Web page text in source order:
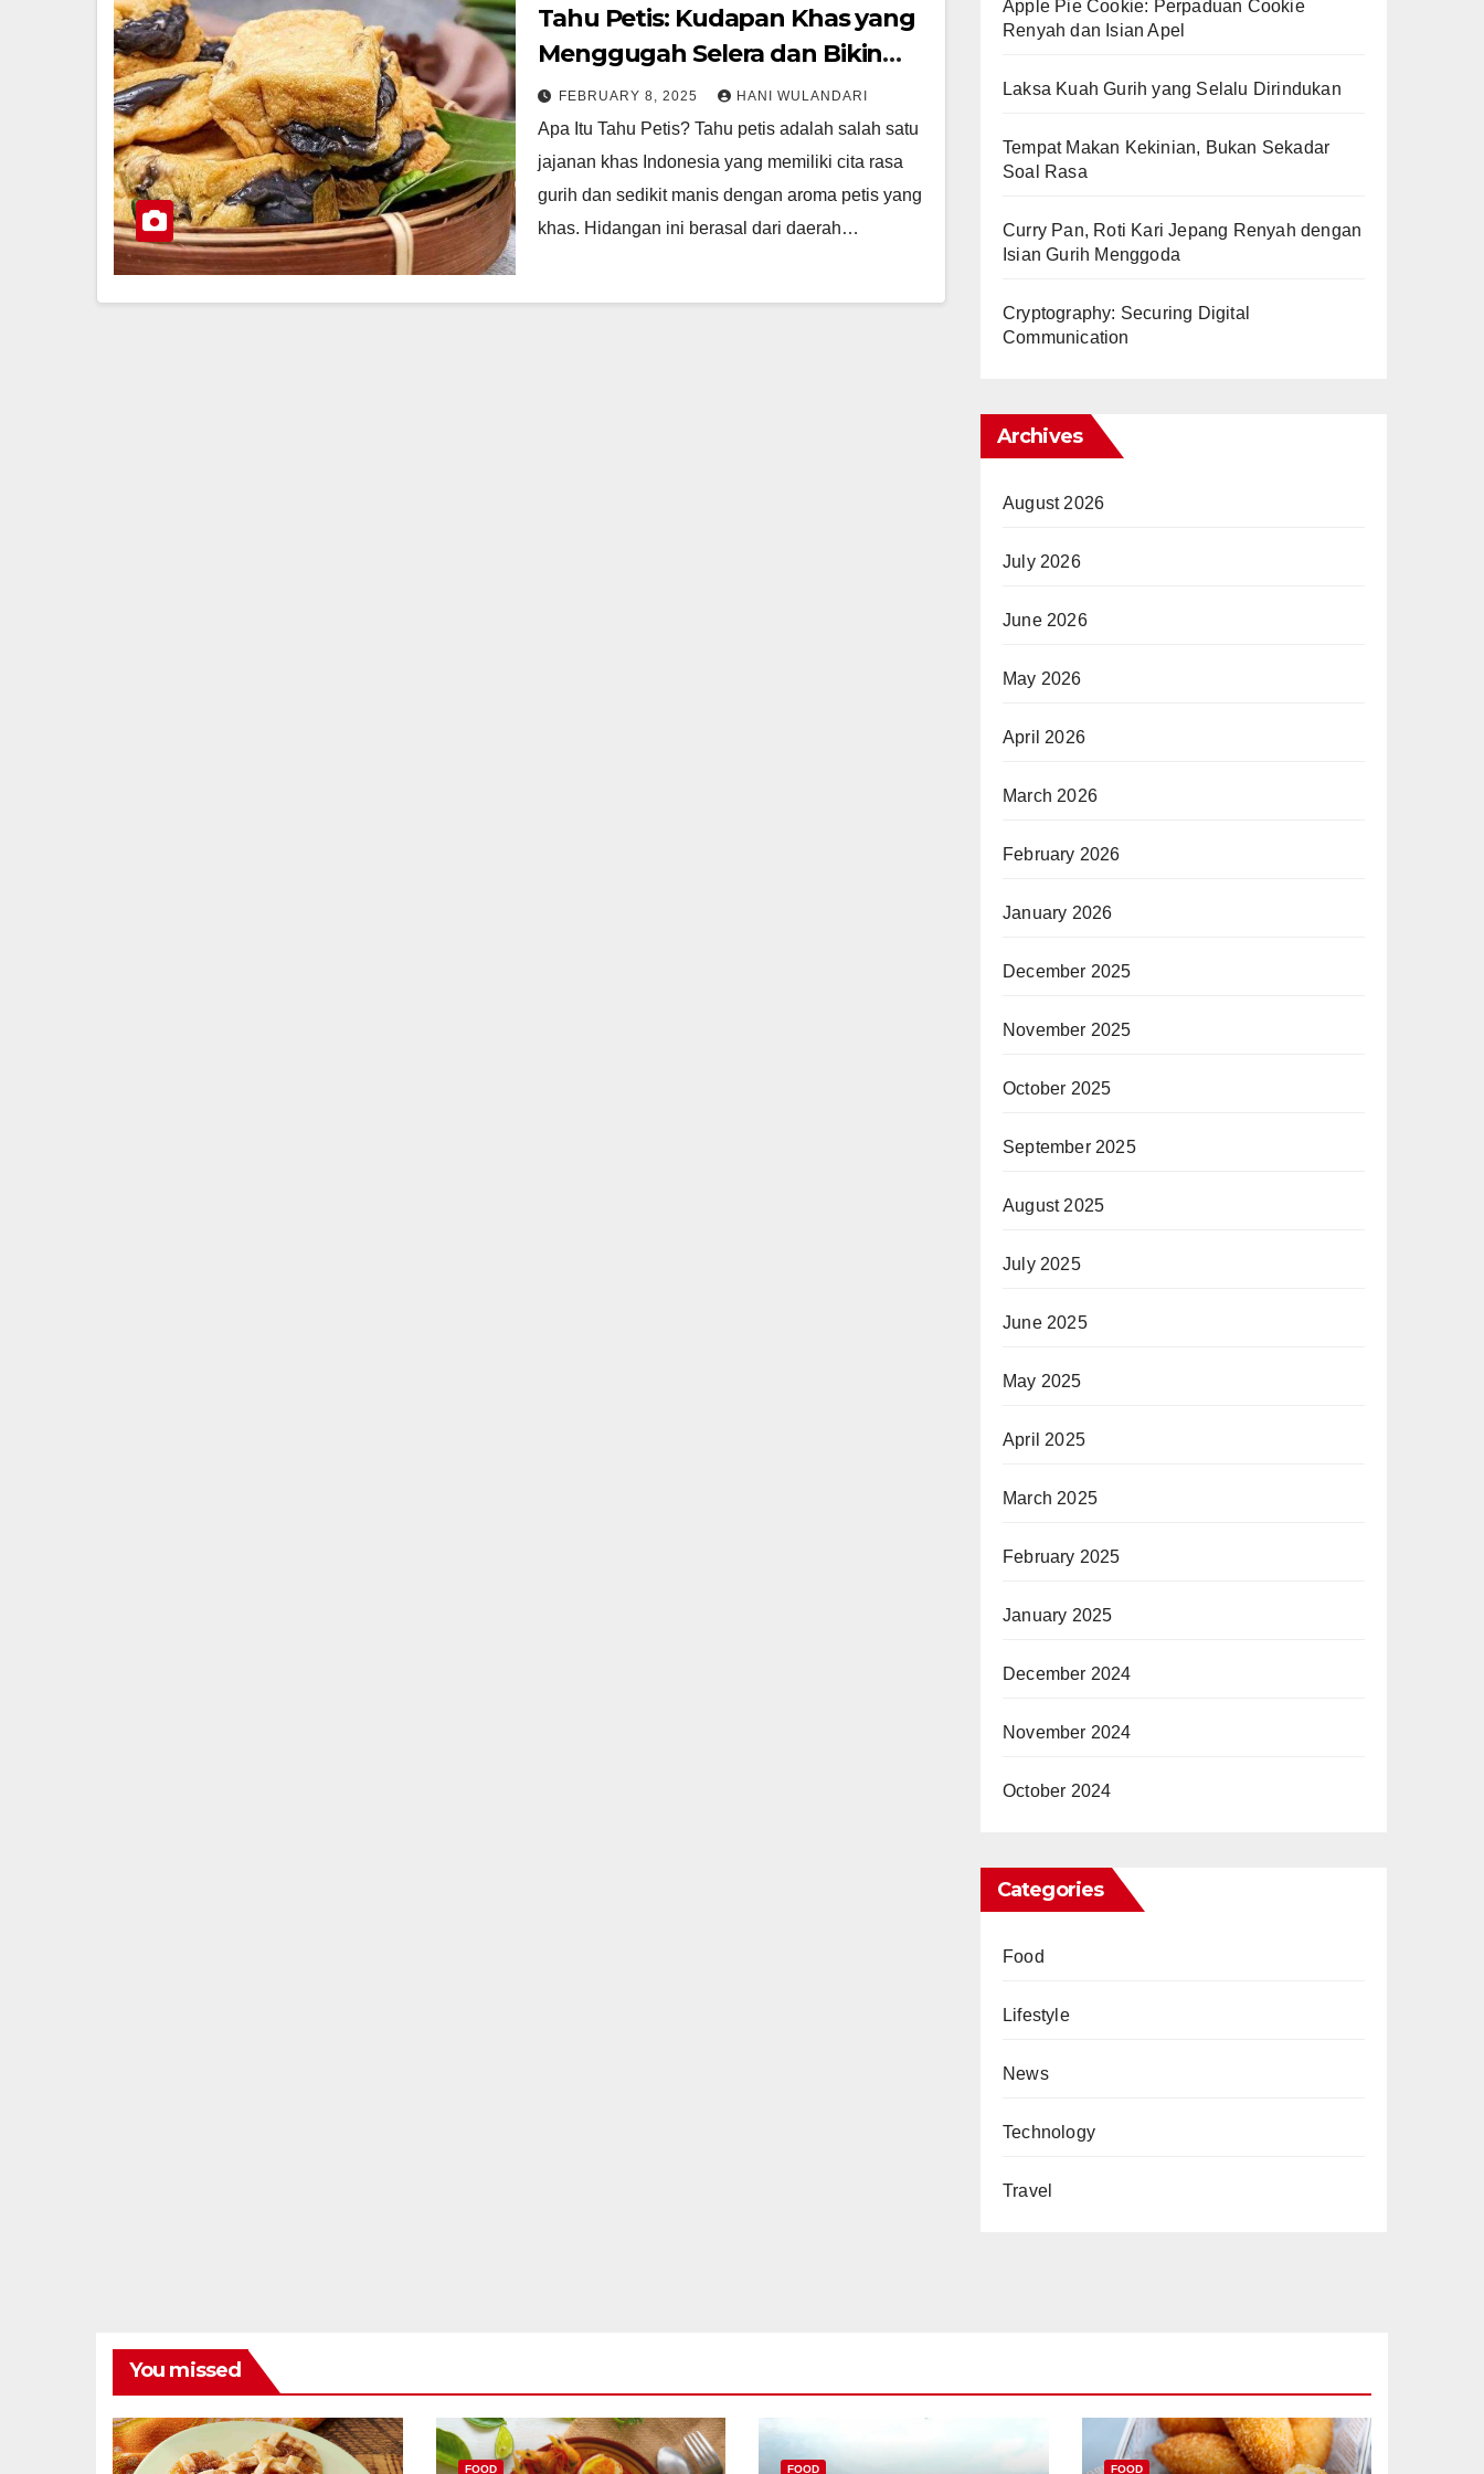
Tahu Petis: Kudapan Khas yang
Menggugah Selera dan Bikin
Ketagihan
FEBRUARY 8, 2025 HANI WULANDARI
Apa Itu Tahu Petis? Tahu petis adalah salah satu
jajanan khas Indonesia yang memiliki cita rasa
gurih dan sedikit manis dengan aroma petis yang
khas. Hidangan ini berasal dari daerah…
Apple Pie Cookie: Perpaduan Cookie
Renyah dan Isian Apel
Laksa Kuah Gurih yang Selalu Dirindukan
Tempat Makan Kekinian, Bukan Sekadar
Soal Rasa
Curry Pan, Roti Kari Jepang Renyah dengan
Isian Gurih Menggoda
Cryptography: Securing Digital
Communication
Archives
August 2026
July 2026
June 2026
May 2026
April 2026
March 2026
February 2026
January 2026
December 2025
November 2025
October 2025
September 2025
August 2025
July 2025
June 2025
May 2025
April 2025
March 2025
February 2025
January 2025
December 2024
November 2024
October 2024
Categories
Food
Lifestyle
News
Technology
Travel
You missed
FOOD FOOD FOOD